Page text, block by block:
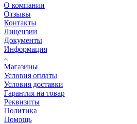
О компании
Отзывы
Контакты
Лицензии
Документы
Информация
Магазины
Условия оплаты
Условия доставки
Гарантия на товар
Реквизиты
Политика
Помощь